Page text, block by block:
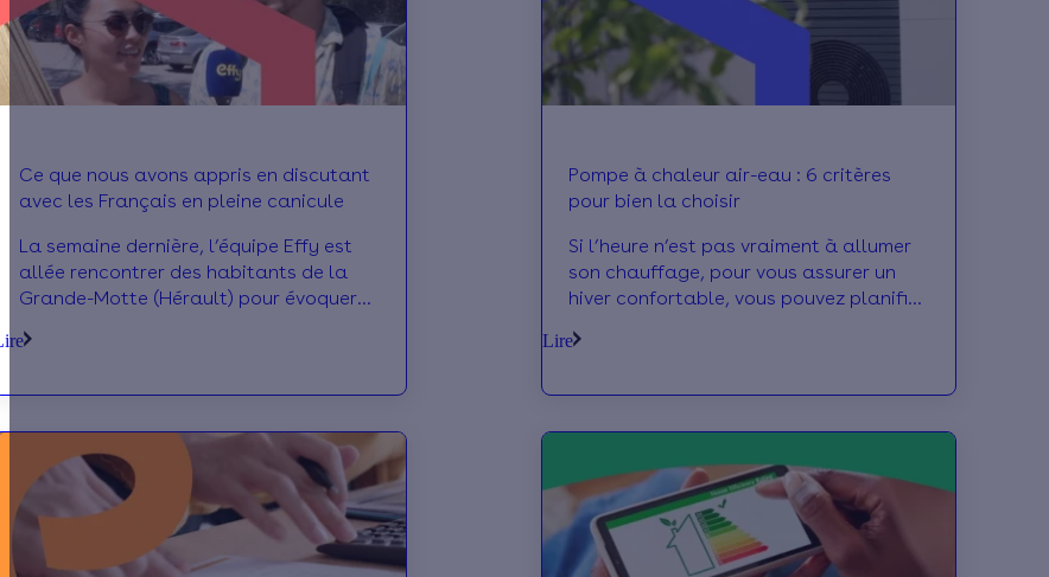
Ce que nous avons appris en discutant
avec les Français en pleine canicule
La semaine dernière, l’équipe Effy est
allée rencontrer des habitants de la
Grande-Motte (Hérault) pour évoquer
Comment les Français vivent-ils les
leurs techniques pour s’y adapter ? On
plonge ensemble dans les coulisses de
la canicule !
Pompe à chaleur air-eau : 6 critères
pour bien la choisir
Si l’heure n’est pas vraiment à allumer
son chauffage, pour vous assurer un
hiver confortable, vous pouvez planifier
système de chauffe. Et la pompe à
pour un chauffage performant et
économe. On vous donne nos meilleurs
pour votre maison.
Lire